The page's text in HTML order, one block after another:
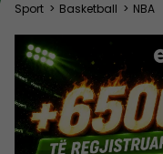
Sport > Basketball > NBA